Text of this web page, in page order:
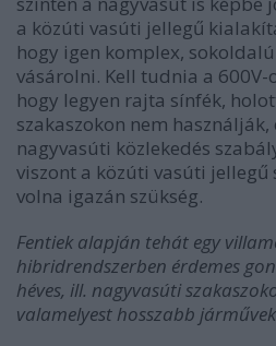
a közúti vasúti jellegű
hogy igen komplex,
vásárolni. Kell tudnia a 600V-
hogy legyen rajta sínfék,
szakaszokon nem
nagyvasúti közlekedés
viszont a közúti vasúti jellegű
volna igazán szükség.
Fentiek alapján tehát egy
hibridrendszerben érdemes
héves, ill. nagyvasúti
valamelyest hosszabb